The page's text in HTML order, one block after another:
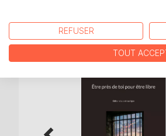
D’AUTRES
REFUSER
TOUT